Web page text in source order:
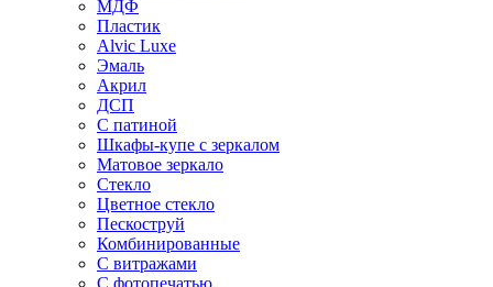
МДФ
Пластик
Alvic Luxe
Эмаль
Акрил
ДСП
С патиной
Шкафы-купе с зеркалом
Матовое зеркало
Стекло
Цветное стекло
Пескоструй
Комбинированные
С витражами
С фотопечатью